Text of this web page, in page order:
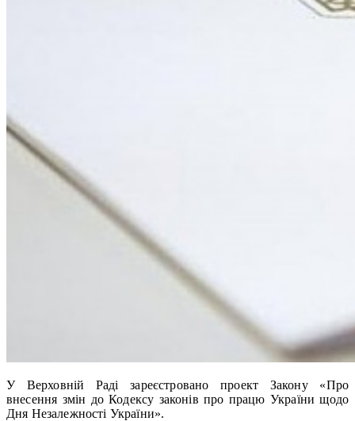
У Верховній Раді зареєстровано проект Закону «Про
внесення змін до Кодексу законів про працю України щодо
Дня Незалежності України».